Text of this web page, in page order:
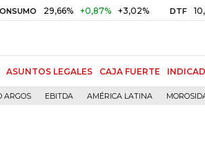
29,66% +0,87% +3,02% DTF 10,34%
ASUNTOS LEGALES CAJA FUERTE
ARGOS EBITDA AMÉRICA LATINA